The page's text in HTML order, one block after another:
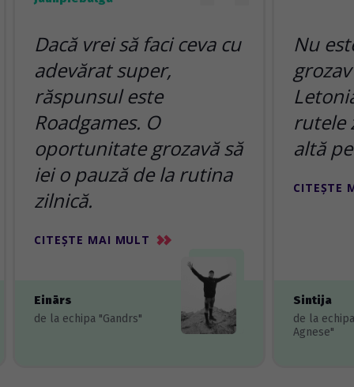
Dacă vrei să faci ceva cu
adevărat super,
răspunsul este
Roadgames. O
oportunitate grozavă să
iei o pauză de la rutina
zilnică.
CITEȘTE MAI MULT
Einārs
de la echipa "Gandrs"
Nu
rutele
altă
CITEȘTE
Sintija
de la
Agnese"